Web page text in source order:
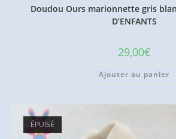
Doudou Ours marionnette gris
D’ENFANTS
29,00€
Ajouter au panier
ÉPUISÉ